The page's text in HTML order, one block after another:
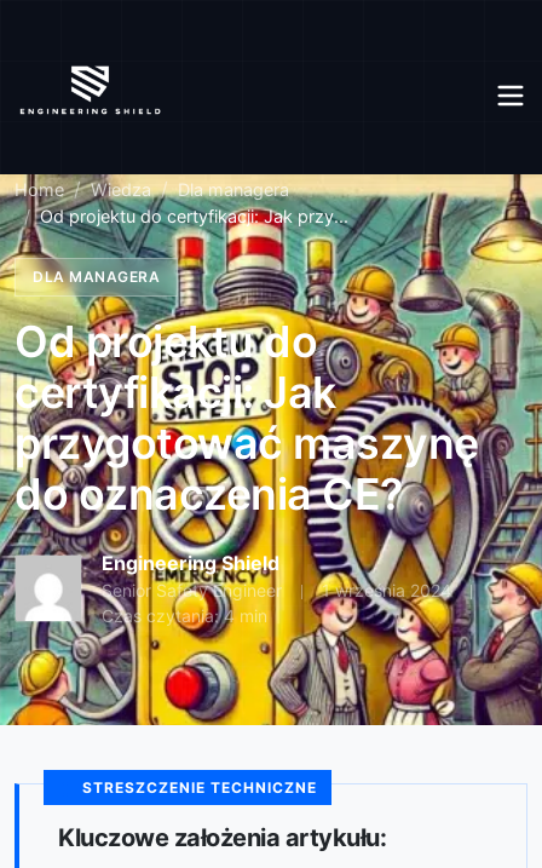
Home Wiedza
Dla managera
Od projektu do certyfikacji: Jak przy...
DLA MANAGERA
Od projektu do
certyfikacji: Jak
przygotować maszynę
do oznaczenia CE?
Engineering Shield
Senior Safety Engineer
1 września 2024
Czas czytania: 4 min
STRESZCZENIE TECHNICZNE
Kluczowe założenia artykułu: